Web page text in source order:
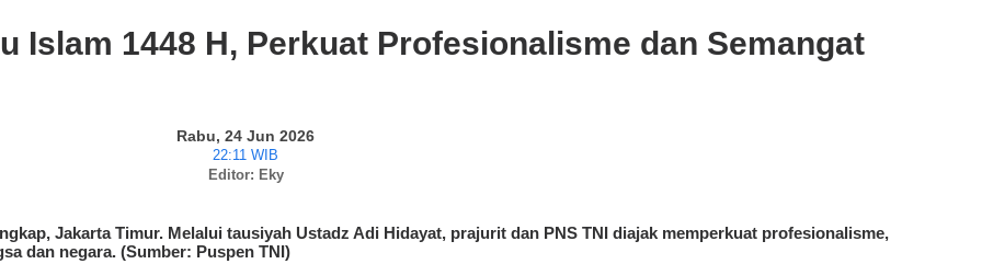
Islam 1448 H, Perkuat Profesionalisme dan Semangat
Rabu, 24 Jun 2026
22:11 WIB
Editor: Eky
Jakarta Timur. Melalui tausiyah Ustadz Adi Hidayat, prajurit dan PNS TNI diajak memperkuat profesionalisme,
dan negara. (Sumber: Puspen TNI)